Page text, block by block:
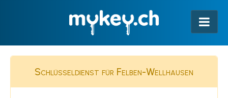
Schlüsseldienst für Felben-Wellhausen